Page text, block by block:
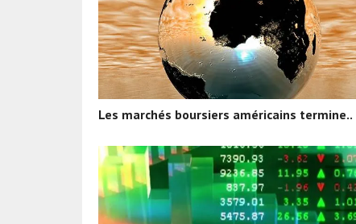
Les marchés boursiers américains termine..